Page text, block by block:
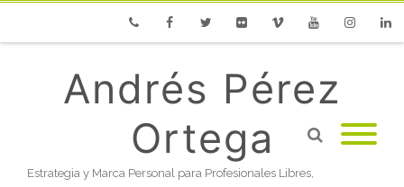
Andrés Pérez
Ortega
Estrategia y Marca Personal para Profesionales Libres,